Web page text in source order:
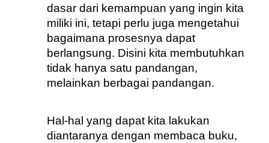
dasar dari kemampuan yang ingin kita
miliki ini, tetapi perlu juga mengetahui
bagaimana prosesnya dapat
berlangsung. Disini kita membutuhkan
tidak hanya satu pandangan,
melainkan berbagai pandangan.
Hal-hal yang dapat kita lakukan
diantaranya dengan membaca buku,